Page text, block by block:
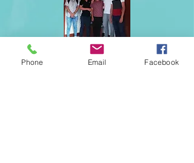
お問い合わせ
Phone Email Facebook